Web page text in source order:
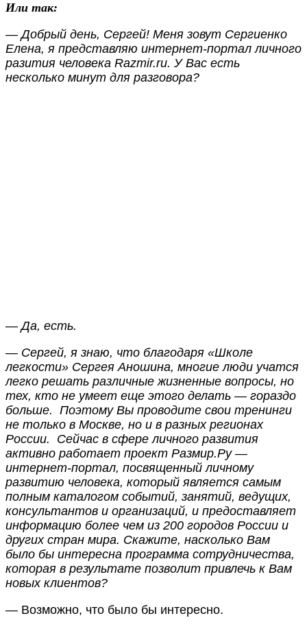
Или так:
— Добрый день, Сергей! Меня зовут Сергиенко
Елена, я представляю интернет-портал личного
разития человека Razmir.ru. У Вас есть
несколько минут для разговора?
— Да, есть.
— Сергей, я знаю, что благодаря «Школе
легкости» Сергея Аношина, многие люди учатся
легко решать различные жизненные вопросы, но
тех, кто не умеет еще этого делать — гораздо
больше. Поэтому Вы проводите свои тренинги
не только в Москве, но и в разных регионах
России. Сейчас в сфере личного развития
активно работает проект Размир.Ру —
интернет-портал, посвященный личному
развитию человека, который является самым
полным каталогом событий, занятий, ведущих,
консультантов и организаций, и предоставляет
информацию более чем из 200 городов России и
других стран мира. Скажите, насколько Вам
было бы интересна программа сотрудничества,
которая в результате позволит привлечь к Вам
новых клиентов?
— Возможно, что было бы интересно.